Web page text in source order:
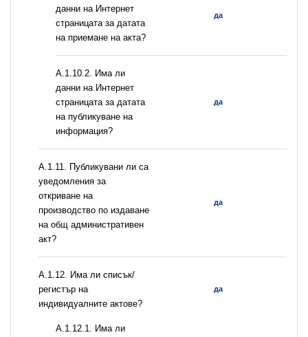
данни на Интернет
страницата за датата
на приемане на акта?
да
A.1.10.2. Има ли
данни на Интернет
страницата за датата
на публикуване на
информация?
да
А.1.11. Публикувани ли са
уведомления за
откриване на
производство по издаване
на общ административен
акт?
да
А.1.12. Има ли списък/
регистър на
индивидуалните актове?
да
A.1.12.1. Има ли